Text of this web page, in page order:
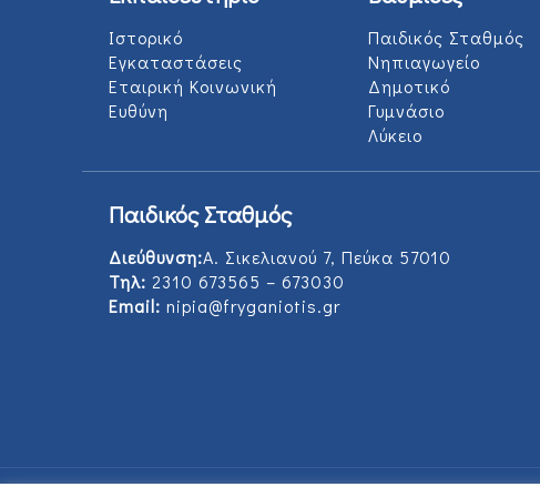
Ιστορικό
Εγκαταστάσεις
Εταιρική Κοινωνική
Ευθύνη
Παιδικός Σταθμός
Νηπιαγωγείο
Δημοτικό
Γυμνάσιο
Λύκειο
Παιδικός Σταθμός
Διεύθυνση:Α. Σικελιανού 7, Πεύκα 57010
Τηλ: 2310 673565 – 673030
Email: nipia@fryganiotis.gr